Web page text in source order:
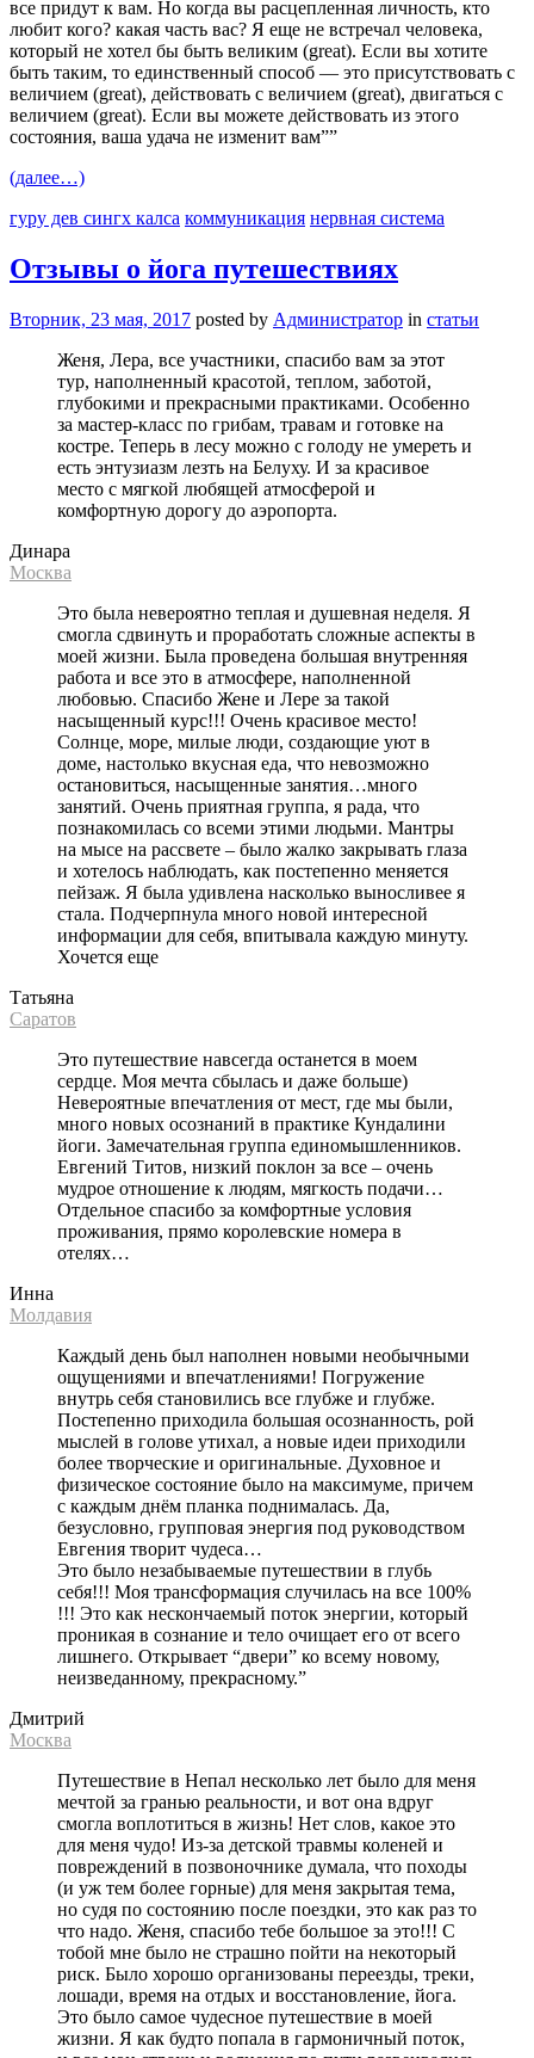
все придут к вам. Но когда вы расцепленная личность, кто
любит кого? какая часть вас? Я еще не встречал человека,
который не хотел бы быть великим (great). Если вы хотите
быть таким, то единственный способ — это присутствовать с
величием (great), действовать с величием (great), двигаться с
величием (great). Если вы можете действовать из этого
состояния, ваша удача не изменит вам””
(далее…)
гуру дев сингх калса коммуникация нервная система
Отзывы о йога путешествиях
Вторник, 23 мая, 2017 posted by Администратор in статьи
Женя, Лера, все участники, спасибо вам за этот
тур, наполненный красотой, теплом, заботой,
глубокими и прекрасными практиками. Особенно
за мастер-класс по грибам, травам и готовке на
костре. Теперь в лесу можно с голоду не умереть и
есть энтузиазм лезть на Белуху. И за красивое
место с мягкой любящей атмосферой и
комфортную дорогу до аэропорта.
Динара
Москва
Это была невероятно теплая и душевная неделя. Я
смогла сдвинуть и проработать сложные аспекты в
моей жизни. Была проведена большая внутренняя
работа и все это в атмосфере, наполненной
любовью. Спасибо Жене и Лере за такой
насыщенный курс!!! Очень красивое место!
Солнце, море, милые люди, создающие уют в
доме, настолько вкусная еда, что невозможно
остановиться, насыщенные занятия…много
занятий. Очень приятная группа, я рада, что
познакомилась со всеми этими людьми. Мантры
на мысе на рассвете – было жалко закрывать глаза
и хотелось наблюдать, как постепенно меняется
пейзаж. Я была удивлена насколько выносливее я
стала. Подчерпнула много новой интересной
информации для себя, впитывала каждую минуту.
Хочется еще
Татьяна
Саратов
Это путешествие навсегда останется в моем
сердце. Моя мечта сбылась и даже больше)
Невероятные впечатления от мест, где мы были,
много новых осознаний в практике Кундалини
йоги. Замечательная группа единомышленников.
Евгений Титов, низкий поклон за все – очень
мудрое отношение к людям, мягкость подачи…
Отдельное спасибо за комфортные условия
проживания, прямо королевские номера в
отелях…
Инна
Молдавия
Каждый день был наполнен новыми необычными
ощущениями и впечатлениями! Погружение
внутрь себя становились все глубже и глубже.
Постепенно приходила большая осознанность, рой
мыслей в голове утихал, а новые идеи приходили
более творческие и оригинальные. Духовное и
физическое состояние было на максимуме, причем
с каждым днём планка поднималась. Да,
безусловно, групповая энергия под руководством
Евгения творит чудеса…
Это было незабываемые путешествии в глубь
себя!!! Моя трансформация случилась на все 100%
!!! Это как нескончаемый поток энергии, который
проникая в сознание и тело очищает его от всего
лишнего. Открывает “двери” ко всему новому,
неизведанному, прекрасному.”
Дмитрий
Москва
Путешествие в Непал несколько лет было для меня
мечтой за гранью реальности, и вот она вдруг
смогла воплотиться в жизнь! Нет слов, какое это
для меня чудо! Из-за детской травмы коленей и
повреждений в позвоночнике думала, что походы
(и уж тем более горные) для меня закрытая тема,
но судя по состоянию после поездки, это как раз то
что надо. Женя, спасибо тебе большое за это!!! С
тобой мне было не страшно пойти на некоторый
риск. Было хорошо организованы переезды, треки,
лошади, время на отдых и восстановление, йога.
Это было самое чудесное путешествие в моей
жизни. Я как будто попала в гармоничный поток,